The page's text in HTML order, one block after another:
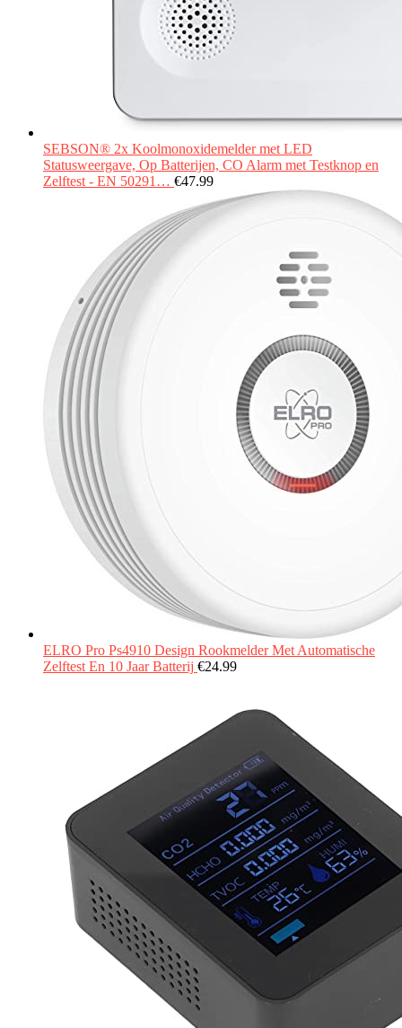
SEBSON® 2x Koolmonoxidemelder met LED
Statusweergave, Op Batterijen, CO Alarm met Testknop en
Zelftest - EN 50291… €47.99
ELRO Pro Ps4910 Design Rookmelder Met Automatische
Zelftest En 10 Jaar Batterij €24.99